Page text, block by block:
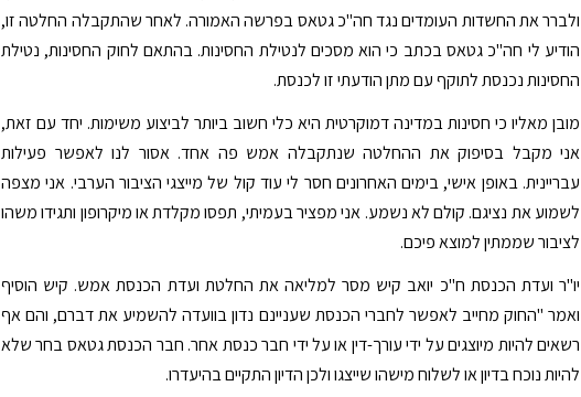
ולברר את החשדות העומדים נגד חה"כ גטאס בפרשה האמורה. לאחר שהתקבלה החלטה זו,
הודיע לי חה"כ גטאס בכתב כי הוא מסכים לנטילת החסינות. בהתאם לחוק החסינות, נטילת
החסינות נכנסת לתוקף עם מתן הודעתי זו לכנסת.
מובן מאליו כי חסינות במדינה דמוקרטית היא כלי חשוב ביותר לביצוע משימות. יחד עם זאת,
אני מקבל בסיפוק את ההחלטה שנתקבלה אמש פה אחד. אסור לנו לאפשר פעילות
עבריינית. באופן אישי, בימים האחרונים חסר לי עוד קול של מייצגי הציבור הערבי. אני מצפה
לשמוע את נציגם. קולם לא נשמע. אני מפציר בעמיתי, תפסו מקלדת או מיקרופון ותגידו משהו
לציבור שממתין למוצא פיכם.
יו"ר ועדת הכנסת ח"כ יואב קיש מסר למליאה את החלטת ועדת הכנסת אמש. קיש הוסיף
ואמר "החוק מחייב לאפשר לחברי הכנסת שעניינם נדון בוועדה להשמיע את דברם, והם אף
רשאים להיות מיוצגים על ידי עורך-דין או על ידי חבר כנסת אחר. חבר הכנסת גטאס בחר שלא
להיות נוכח בדיון או לשלוח מישהו שייצגו ולכן הדיון התקיים בהיעדרו.